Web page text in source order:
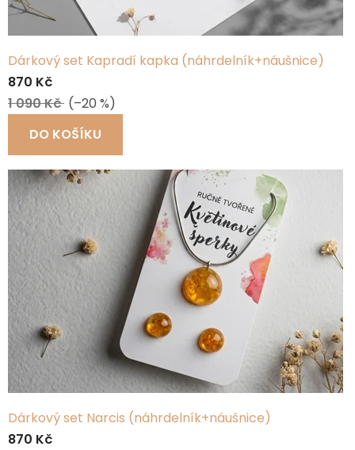
Dárkový set Kapradí kapka (náhrdelník+náušnice)
870 Kč
1 090 Kč (–20 %)
DO KOŠÍKU
Dárkový set Narcis (náhrdelník+náušnice)
870 Kč